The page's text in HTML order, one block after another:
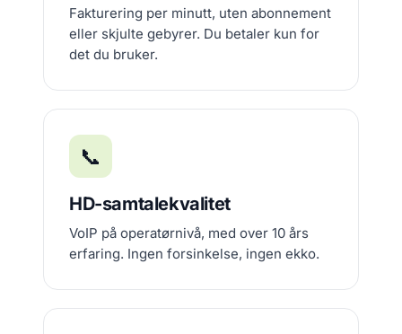
Fakturering per minutt, uten abonnement
eller skjulte gebyrer. Du betaler kun for
det du bruker.
📞
HD-samtalekvalitet
VoIP på operatørnivå, med over 10 års
erfaring. Ingen forsinkelse, ingen ekko.